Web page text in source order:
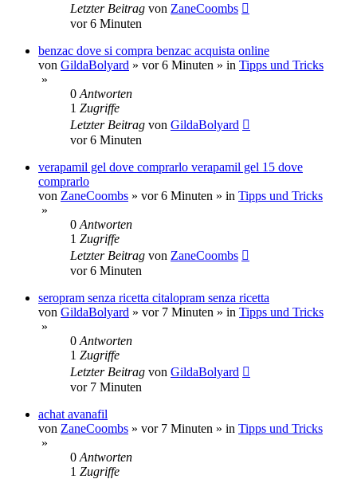
Letzter Beitrag von ZaneCoombs
vor 6 Minuten
benzac dove si compra benzac acquista online
von GildaBolyard » vor 6 Minuten » in Tipps und Tricks
»
0 Antworten
1 Zugriffe
Letzter Beitrag von GildaBolyard
vor 6 Minuten
verapamil gel dove comprarlo verapamil gel 15 dove
comprarlo
von ZaneCoombs » vor 6 Minuten » in Tipps und Tricks
»
0 Antworten
1 Zugriffe
Letzter Beitrag von ZaneCoombs
vor 6 Minuten
seropram senza ricetta citalopram senza ricetta
von GildaBolyard » vor 7 Minuten » in Tipps und Tricks
»
0 Antworten
1 Zugriffe
Letzter Beitrag von GildaBolyard
vor 7 Minuten
achat avanafil
von ZaneCoombs » vor 7 Minuten » in Tipps und Tricks
»
0 Antworten
1 Zugriffe